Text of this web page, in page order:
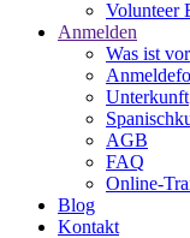
Volunteer
Anmelden
Was ist
Unterkunft
AGB
FAQ
Online-
Blog
Kontakt